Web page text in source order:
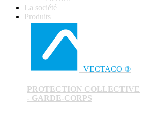
La société
Produits
VECTACO ®
PROTECTION COLLECTIVE
- GARDE-CORPS